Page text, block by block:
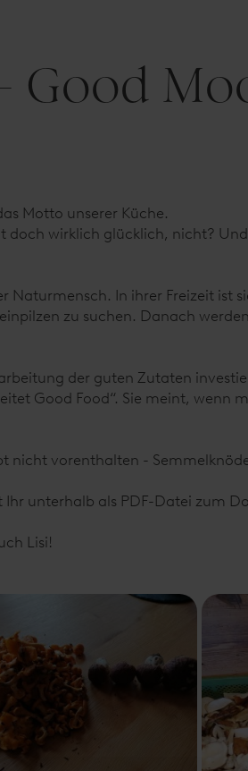
Good
Motto unserer Küche.
doch wirklich glücklich, nicht?
Naturmensch. In ihrer Freizeit
zu suchen. Danach
der guten Zutaten
Good Food“. Sie meint,
nicht vorenthalten -
unterhalb als PDF-Datei zum
Lisi!